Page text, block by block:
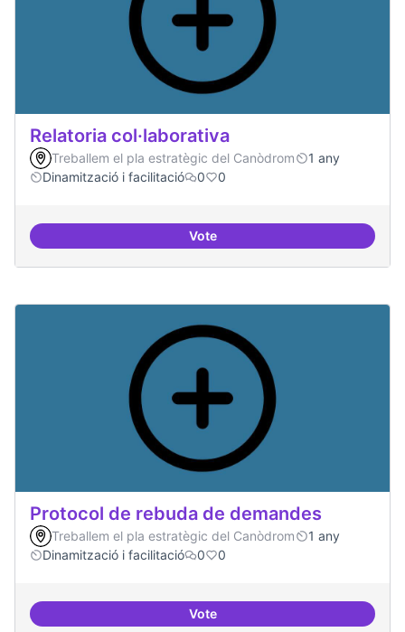
Relatoria col·laborativa
Treballem el pla estratègic del Canòdrom
1 any
Dinamització i facilitació
0 0
VoteRelatoria col·laborativa
Protocol de rebuda de demandes
Treballem el pla estratègic del Canòdrom
1 any
Dinamització i facilitació
0 0
VoteProtocol de rebuda de demandes